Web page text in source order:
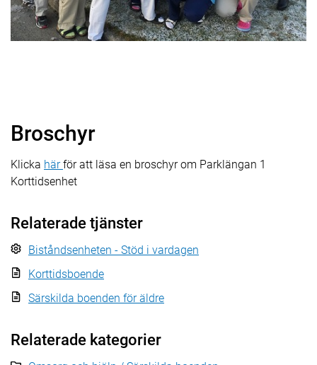
Broschyr
Klicka härför att läsa en broschyr om Parklängan 1
Korttidsenhet
Relaterade tjänster
Biståndsenheten - Stöd i vardagen
Korttidsboende
Särskilda boenden för äldre
Relaterade kategorier